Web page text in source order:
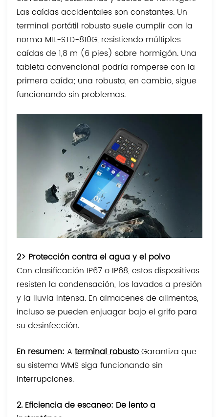
Las caídas accidentales son constantes. Un
terminal portátil robusto suele cumplir con la
norma MIL-STD-810G, resistiendo múltiples
caídas de 1,8 m (6 pies) sobre hormigón. Una
tableta convencional podría romperse con la
primera caída; una robusta, en cambio, sigue
funcionando sin problemas.
2> Protección contra el agua y el polvo
Con clasificación IP67 o IP68, estos dispositivos
resisten la condensación, los lavados a presión
y la lluvia intensa. En almacenes de alimentos,
incluso se pueden enjuagar bajo el grifo para
su desinfección.
En resumen: Aterminal robustoGarantiza que
su sistema WMS siga funcionando sin
interrupciones.
2. Eficiencia de escaneo: De lento a